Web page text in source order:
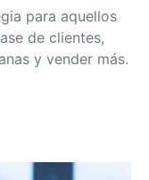
para aquellos
de clientes,
y vender más.